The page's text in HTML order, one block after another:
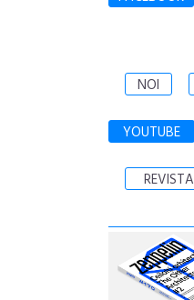
NOI
YOUTUBE
REVISTA